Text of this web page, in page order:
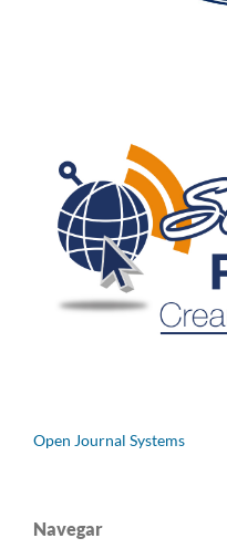
Open Journal Systems
Navegar